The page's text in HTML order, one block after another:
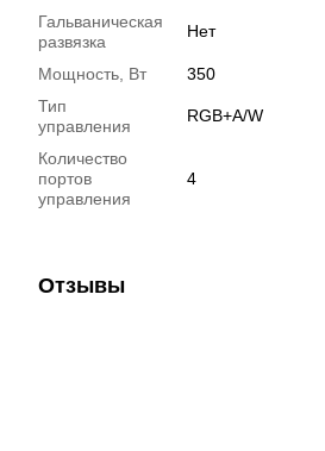
Гальваническая
развязка
Нет
Мощность, Вт
350
Тип
управления
RGB+A/W
Количество
портов
управления
4
Отзывы